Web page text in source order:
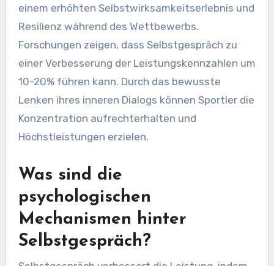
einem erhöhten Selbstwirksamkeitserlebnis und
Resilienz während des Wettbewerbs.
Forschungen zeigen, dass Selbstgespräch zu
einer Verbesserung der Leistungskennzahlen um
10-20% führen kann. Durch das bewusste
Lenken ihres inneren Dialogs können Sportler die
Konzentration aufrechterhalten und
Höchstleistungen erzielen.
Was sind die
psychologischen
Mechanismen hinter
Selbstgespräch?